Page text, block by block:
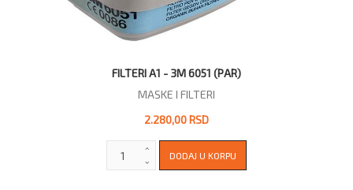
FILTERI A1 - 3M 6051 (PAR)
MASKE I FILTERI
2.280,00 RSD